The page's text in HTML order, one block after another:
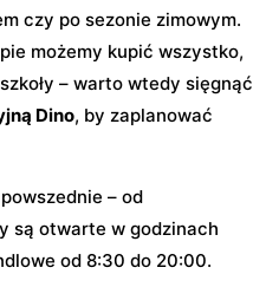
czy po sezonie zimowym.
możemy kupić wszystko,
– warto wtedy sięgnąć
Dino, by zaplanować
– od
są otwarte w godzinach
od 8:30 do 20:00.